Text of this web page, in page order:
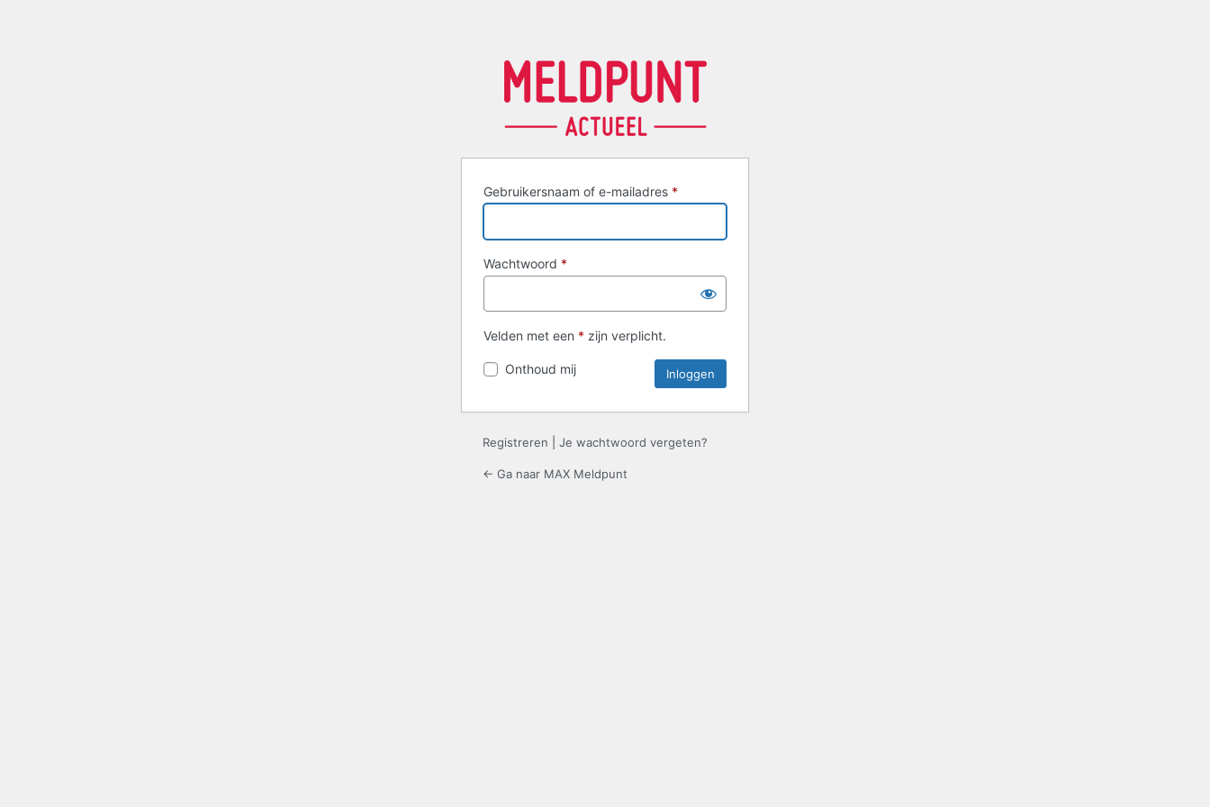
Gebruikersnaam of e-mailadres *
Wachtwoord *
Velden met een * zijn verplicht.
Onthoud mij
Registreren Je wachtwoord vergeten?
← Ga naar MAX Meldpunt